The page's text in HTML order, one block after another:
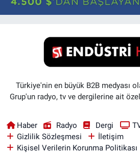
Türkiye'nin en büyük B2B medyası
Grup'un radyo, tv ve dergilerine ait
Haber Radyo Dergi
Gizlilik Sözleşmesi
İletişim
Kişisel Verilerin Korunma Politikası